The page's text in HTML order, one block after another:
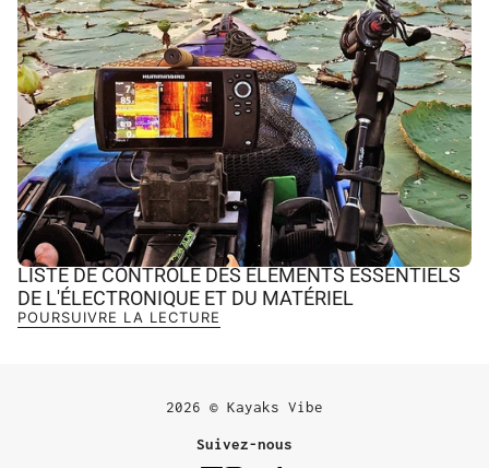
LISTE DE CONTRÔLE DES ÉLÉMENTS ESSENTIELS
DE L'ÉLECTRONIQUE ET DU MATÉRIEL
POURSUIVRE LA LECTURE
2026 © Kayaks Vibe
Suivez-nous